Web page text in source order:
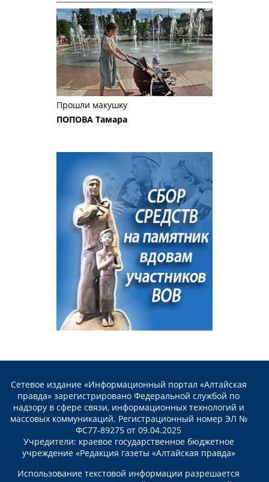
Прошли макушку
ПОПОВА Тамара
Сетевое издание «Информационный портал «Алтайская
правда» зарегистрировано Федеральной службой по
надзору в сфере связи, информационных технологий и
массовых коммуникаций. Регистрационный номер ЭЛ №
ФС77-89275 от 09.04.2025
Учредители: краевое государственное бюджетное
учреждение «Редакция газеты «Алтайская правда»
Использование текстовой информации разрешается